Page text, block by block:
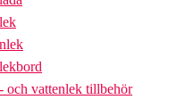
och vattenlek tillbehör